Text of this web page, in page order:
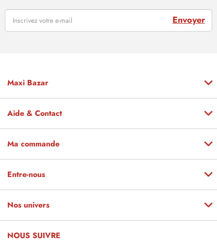
Envoyer
Maxi Bazar
Aide & Contact
Ma commande
Entre-nous
Nos univers
NOUS SUIVRE